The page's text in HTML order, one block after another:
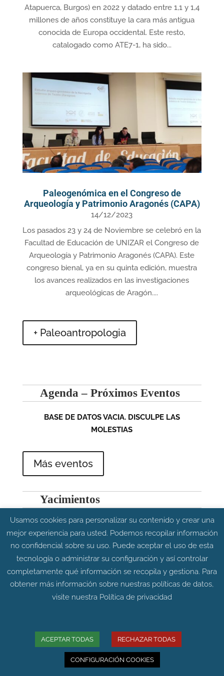
Atapuerca, Burgos) en 2022 y datado entre 1,1 y 1,4
millones de años constituye la cara más antigua
conocida de Europa occidental. Este resto,
catalogado como ATE7-1, ha sido...
Paleogenómica en el Congreso de
Arqueología y Patrimonio Aragonés (CAPA)
14/12/2023
Los pasados 23 y 24 de Noviembre se celebró en la
Facultad de Educación de UNIZAR el Congreso de
Arqueología y Patrimonio Aragonés (CAPA). Este
congreso bienal, ya en su quinta edición, muestra
los avances realizados en las investigaciones
arqueológicas de Aragón....
+ Paleoantropologia
Agenda – Próximos Eventos
BASE DE DATOS VACIA. DISCULPE LAS
MOLESTIAS
Más eventos
Yacimientos
Usamos cookies para personalizar su contenido y crear una
mejor experiencia para usted. Podemos recopilar información
no confidencial sobre su uso. Puede aceptar el uso de esta
tecnología o administrar su configuración y así controlar
completamente qué información se recopila y gestiona. Para
obtener más información sobre nuestras políticas de datos,
visite nuestra Política de privacidad
ACEPTAR TODAS RECHAZAR TODAS
CONFIGURACIÓN COOKIES